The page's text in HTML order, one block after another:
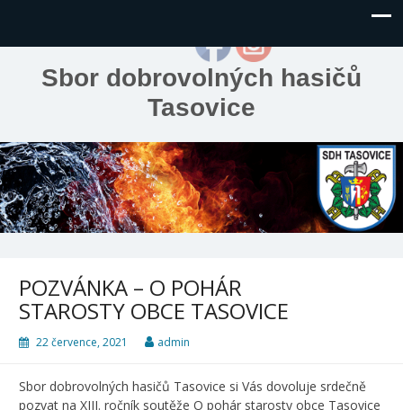
Sbor dobrovolných hasičů
Tasovice
POZVÁNKA – O POHÁR
STAROSTY OBCE TASOVICE
22 července, 2021 admin
Sbor dobrovolných hasičů Tasovice si Vás dovoluje srdečně
pozvat na XIII. ročník soutěže O pohár starosty obce Tasovice